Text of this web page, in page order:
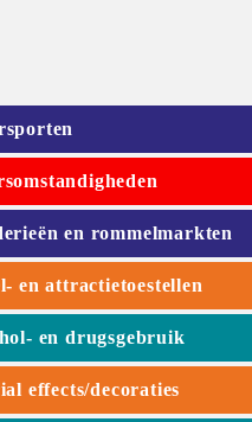
en rommelmarkten
en attractietoestellen
en drugsgebruik
effects/decoraties